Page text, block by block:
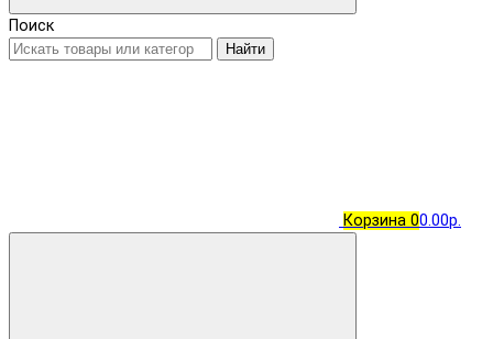
Поиск
Найти
Корзина 00.00р.